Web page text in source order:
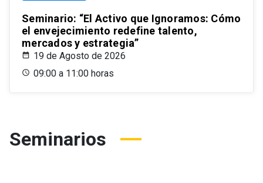
Seminario: “El Activo que Ignoramos: Cómo
el envejecimiento redefine talento,
mercados y estrategia”
19 de Agosto de 2026
09:00 a 11:00 horas
Seminarios